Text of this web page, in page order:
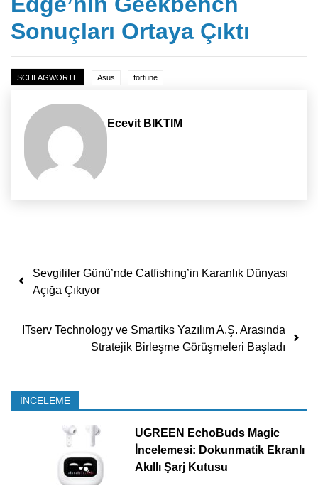
Sonuçları Ortaya Çıktı
SCHLAGWORTE Asus fortune
Ecevit BIKTIM
Yazı dolaşımı
Sevgililer Günü’nde Catfishing’in Karanlık Dünyası
Açığa Çıkıyor
ITserv Technology ve Smartiks Yazılım A.Ş. Arasında
Stratejik Birleşme Görüşmeleri Başladı
İNCELEME
UGREEN EchoBuds Magic
İncelemesi: Dokunmatik Ekranlı
Akıllı Şarj Kutusu